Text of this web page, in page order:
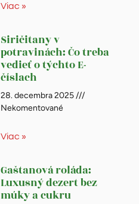
Viac »
Siričitany v
potravinách: Čo treba
vedieť o týchto E-
číslach
28. decembra 2025
Nekomentované
Viac »
Gaštanová roláda:
Luxusný dezert bez
múky a cukru